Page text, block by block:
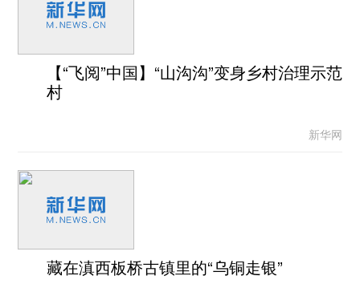
【“飞阅”中国】“山沟沟”变身乡村治理示范
村
新华网
藏在滇西板桥古镇里的“乌铜走银”